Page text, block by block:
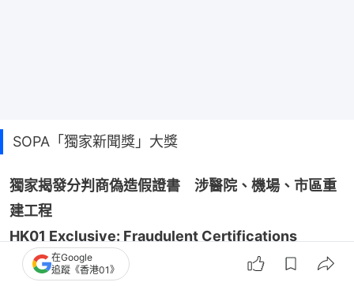
SOPA「獨家新聞獎」大獎
獨家揭發分判商偽造假證書　涉醫院、機場、市區重
建工程
HK01 Exclusive: Fraudulent Certifications
Uncovered in Critical Infrastructure and Urban
在Google
追蹤《香港01》